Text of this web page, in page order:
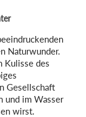
Naturwunder.
Kulisse des
Gesellschaft
und im Wasser
wirst.